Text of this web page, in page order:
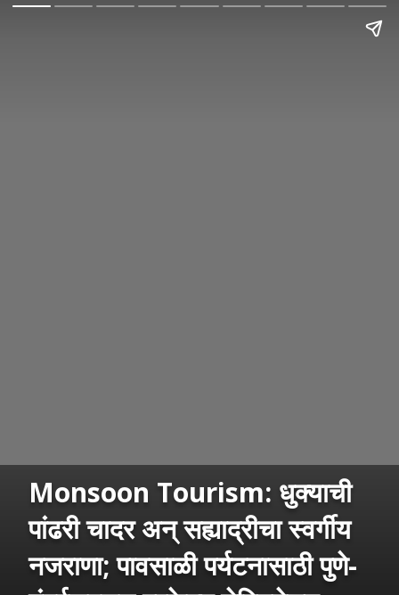
Monsoon Tourism: धुक्याची
पांढरी चादर अन् सह्याद्रीचा स्वर्गीय
नजराणा; पावसाळी पर्यटनासाठी पुणे-